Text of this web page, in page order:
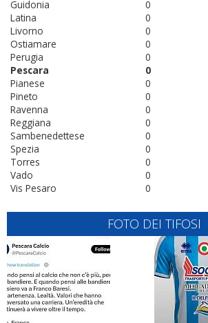
0
Guidonia
0
Latina
0
Livorno
0
Ostiamare
0
Perugia
0
Pescara
0
Pianese
0
Pineto
0
Ravenna
0
Reggiana
0
Sambenedettese
0
Spezia
0
Torres
0
Vado
0
Vis Pesaro
FOTO DEI TIFOSI